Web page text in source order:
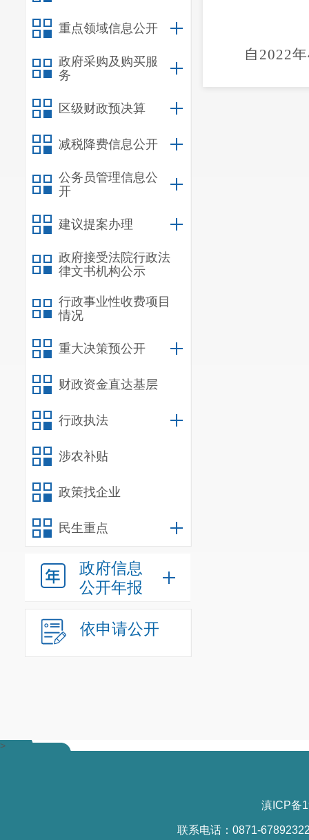
重点领域信息公开
政府采购及购买服
务
区级财政预决算
减税降费信息公开
公务员管理信息公
开
建议提案办理
政府接受法院行政法
律文书机构公示
行政事业性收费项目
情况
重大决策预公开
财政资金直达基层
行政执法
涉农补贴
政策找企业
民生重点
政府信息
公开年报
依申请公开
自 2022
工作重点推
>
滇ICP备
联系电话：0871-